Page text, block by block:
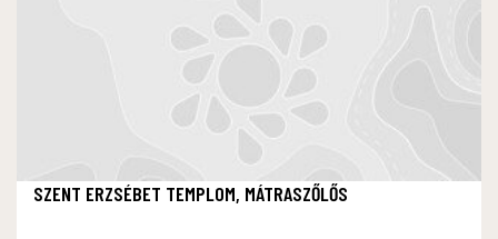
SZENT ERZSÉBET TEMPLOM, MÁTRASZŐLŐS